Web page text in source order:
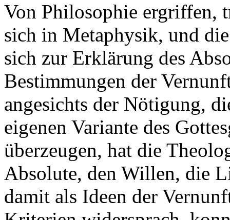
Von Philosophie ergriffen,
sich in Metaphysik, und
sich zur Erklärung des
Bestimmungen der
angesichts der Nötigung,
eigenen Variante des
überzeugen, hat die
Absolute, den Willen, die
damit als Ideen der